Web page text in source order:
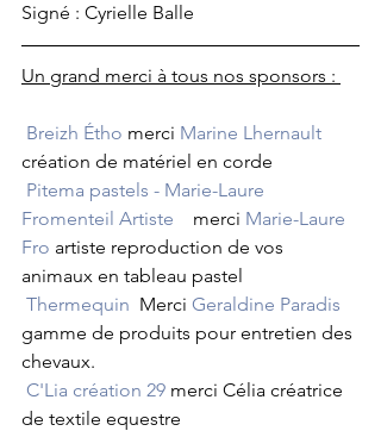
Signé : Cyrielle Balle
Un grand merci à tous nos sponsors :
Breizh Étho merci Marine Lhernault
création de matériel en corde
Pitema pastels - Marie-Laure
Fromenteil Artiste
    merci
Marie-Laure
Fro artiste reproduction de vos
animaux en tableau pastel
Thermequin
  Merci
Geraldine Paradis
gamme de produits pour entretien des
chevaux.
C'Lia création 29 merci Célia créatrice
de textile equestre